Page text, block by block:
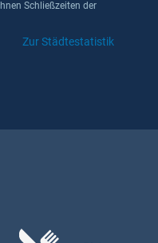
Schließzeiten der
Zur Städtestatistik